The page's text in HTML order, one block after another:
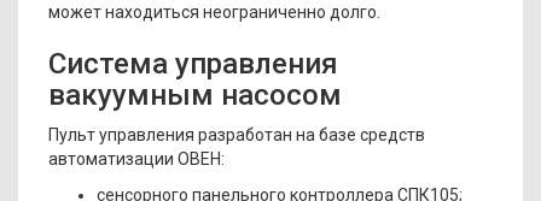
может находиться неограниченно долго.
Система управления
вакуумным насосом
Пульт управления разработан на базе средств
автоматизации ОВЕН:
сенсорного панельного контроллера СПК105;